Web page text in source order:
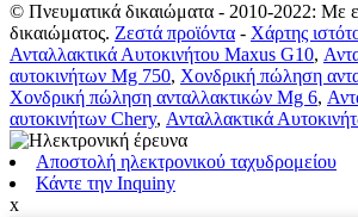
© Πνευματικά δικαιώματα - 2010-2022: Με
δικαιώματος. Ζεστά προϊόντα - Χάρτης
Ανταλλακτικά Αυτοκινήτου Maxus G10,
αυτοκινήτων Mg 750, Χονδρική πώληση
Χονδρική πώληση ανταλλακτικών Mg 6,
αυτοκινήτων Chery, Ανταλλακτικά
Αποστολή ηλεκτρονικού ταχυδρομείου
Κάντε την Inquiny
x